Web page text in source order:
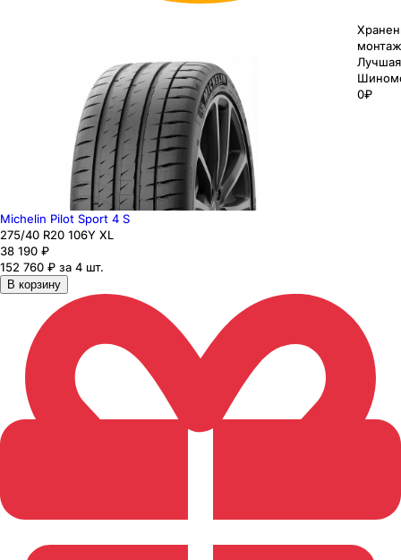
0₽
Michelin Pilot Sport 4 S
275/40 R20 106Y XL
38 190 ₽
152 760 ₽ за 4 шт.
В корзину